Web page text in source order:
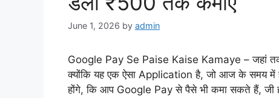
June 1, 2026 by admin
Google Pay Se Paise Kaise Kamaye – जहां
क्योंकि यह एक ऐसा Application है, जो आज के समय में
होंगे, कि आप Google Pay से पैसे भी कमा सकते हैं, जी